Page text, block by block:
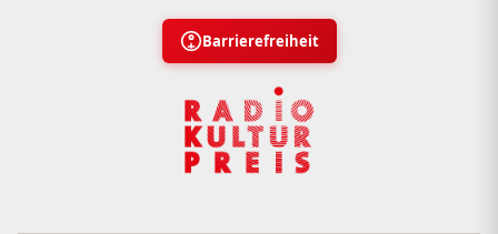
Barrierefreiheit